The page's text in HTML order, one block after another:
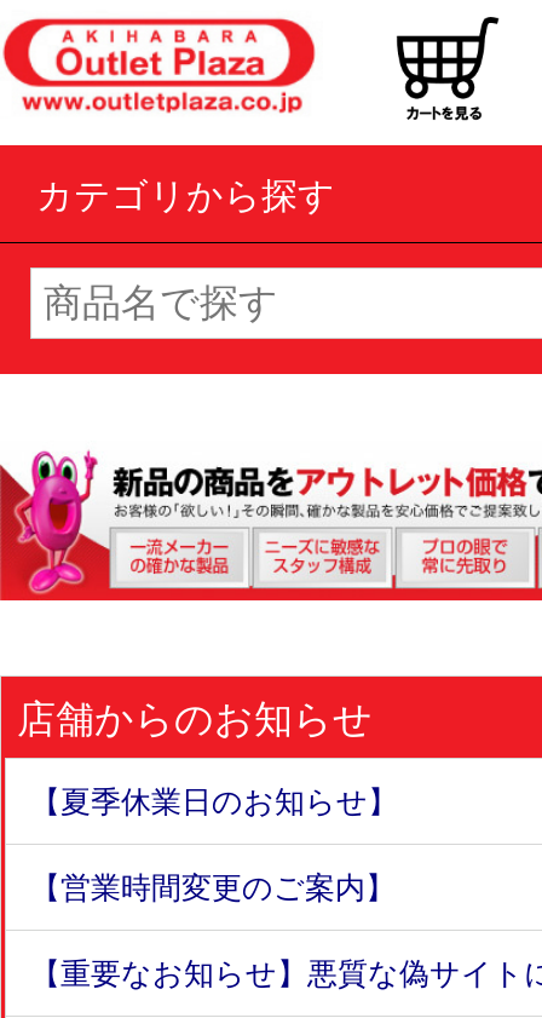
カテゴリから探す
店舗からのお知らせ
【夏季休業日のお知らせ】
【営業時間変更のご案内】
【重要なお知らせ】悪質な偽サイト